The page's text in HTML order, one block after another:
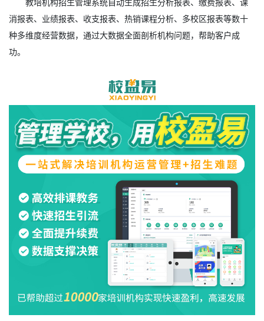
消报表、业绩报表、收支报表、热销课程分析、多校区报表等数十
种多维度经营数据，通过大数据全面剖析机构问题，帮助客户成
功。